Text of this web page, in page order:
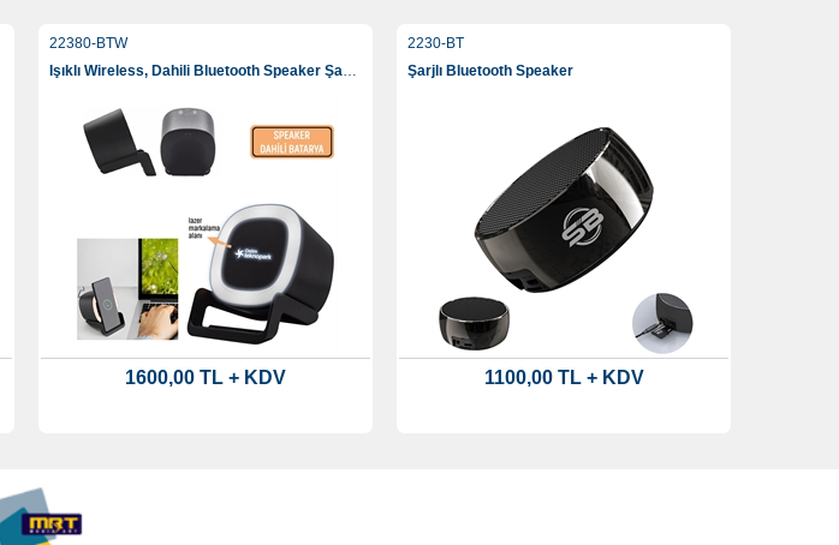
22380-BTW
Işıklı Wireless, Dahili Bluetooth Speaker Şarj Standı
1600,00 TL + KDV
2230-BT
Şarjlı Bluetooth Speaker
1100,00 TL + KDV